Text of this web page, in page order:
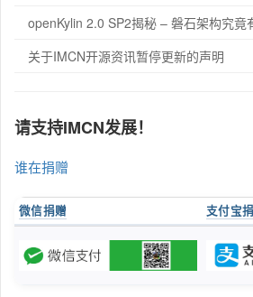
openKylin 2.0 SP2揭秘 – 磐石架构究竟
关于IMCN开源资讯暂停更新的声明
请支持IMCN发展！
谁在捐赠
微信捐赠 支付宝